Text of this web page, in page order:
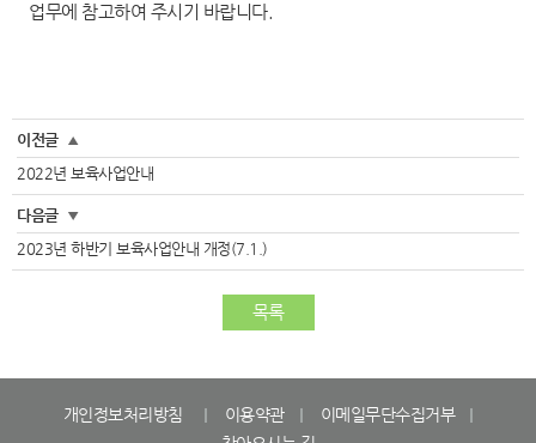
업무에 참고하여 주시기 바랍니다.
이전글 ▲
2022년 보육사업안내
다음글 ▼
2023년 하반기 보육사업안내 개정(7.1.)
목록
개인정보처리방침 이용약관
이메일무단수집거부